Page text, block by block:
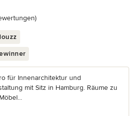
5 von 5 Sternen
für Innenarchitektur und
mit Sitz in Hamburg. Räume zu